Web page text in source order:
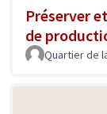
Préserver
de
Quartier de